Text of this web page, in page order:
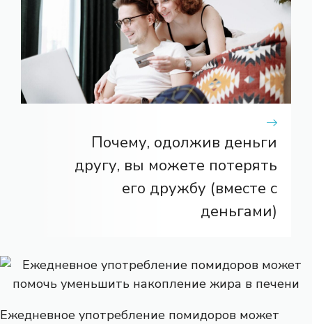
Почему, одолжив деньги
другу, вы можете потерять
его дружбу (вместе с
деньгами)
Ежедневное употребление помидоров может